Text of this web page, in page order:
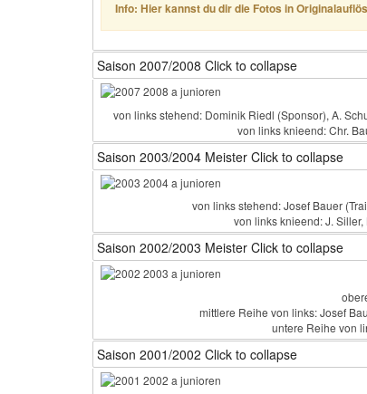
Info: Hier kannst du dir die Fotos in
Saison 2007/2008 Click to collapse
von links stehend: Dominik Riedl (Sponsor), A.
von links knieend: Chr.
Saison 2003/2004 Meister Click to collapse
von links stehend: Josef Bauer
von links knieend: J.
Saison 2002/2003 Meister Click to collapse
mittlere Reihe von links: Josef
untere Reihe von
Saison 2001/2002 Click to collapse